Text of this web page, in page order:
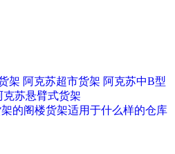
架 阿克苏超市货架 阿克苏中B型
克苏悬臂式货架
的阁楼货架适用于什么样的仓库